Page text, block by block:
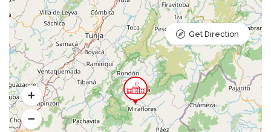
Get Direction